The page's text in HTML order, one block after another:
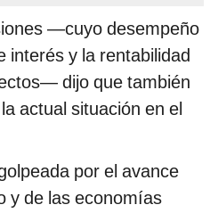
—cuyo desempeño
interés y la rentabilidad
dijo que también
actual situación en el
por el avance
y de las economías